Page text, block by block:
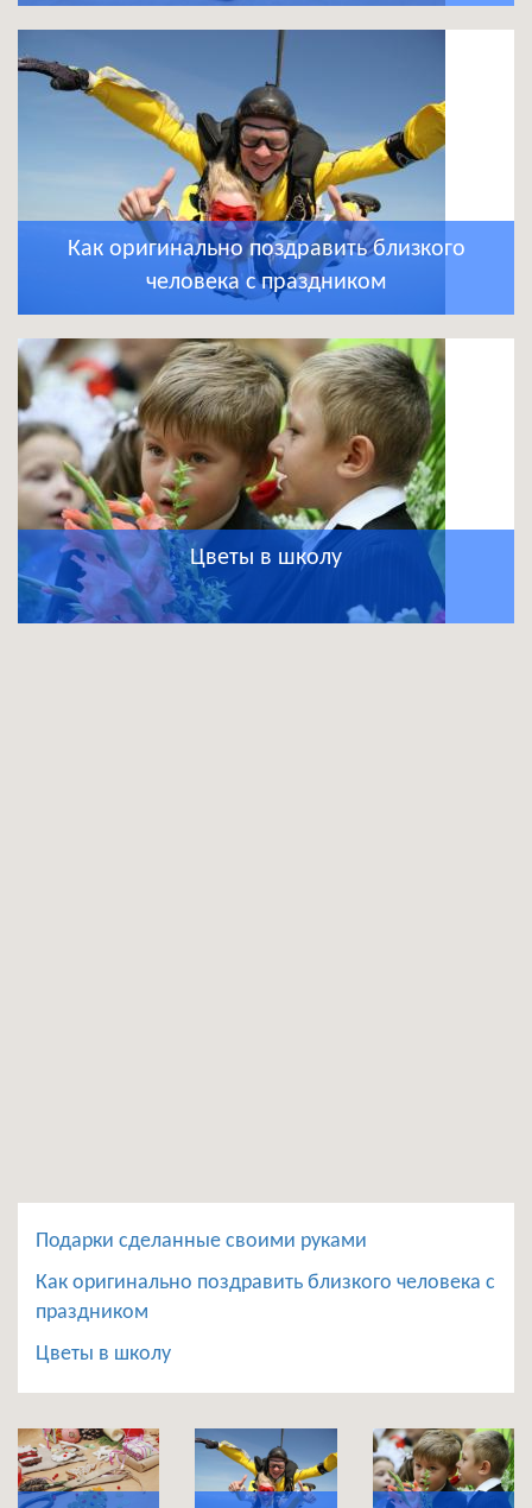
Как оригинально поздравить близкого
человека с праздником
Цветы в школу
Подарки сделанные своими руками
Как оригинально поздравить близкого человека с
праздником
Цветы в школу